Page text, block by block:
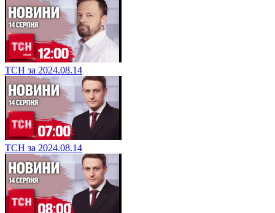
ТСН за 2024.08.14
ТСН за 2024.08.14